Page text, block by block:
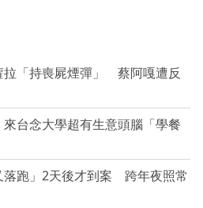
拉「持喪屍煙彈」 蔡阿嘎遭反
台念大學超有生意頭腦「學餐
落跑」2天後才到案 跨年夜照常